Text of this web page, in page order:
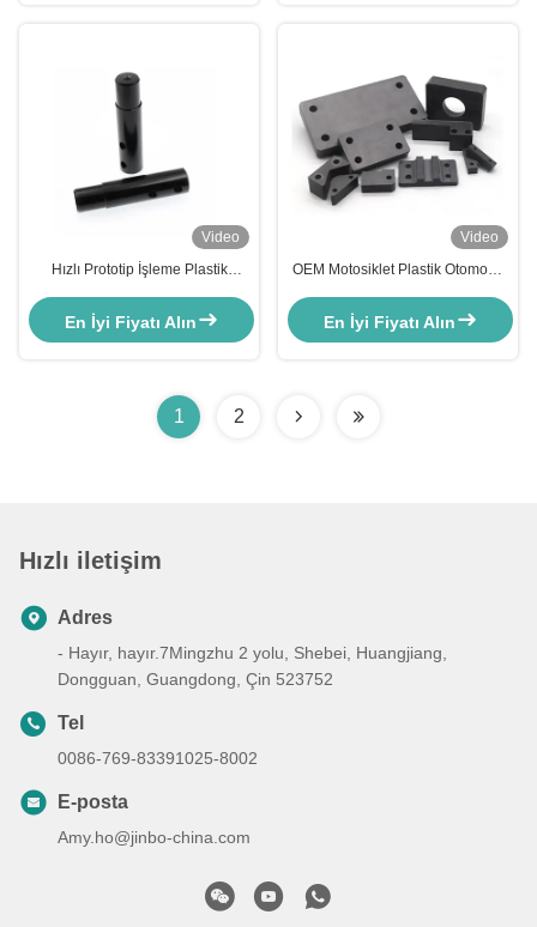
Video
Hızlı Prototip İşleme Plastik
Anodizasyon CNC Parçalar
En İyi Fiyatı Alın
Video
OEM Motosiklet Plastik Otomobil
CNC İşleme freze parçaları
En İyi Fiyatı Alın
1 2
Hızlı iletişim
Adres
- Hayır, hayır.7Mingzhu 2 yolu, Shebei, Huangjiang,
Dongguan, Guangdong, Çin 523752
Tel
0086-769-83391025-8002
E-posta
Amy.ho@jinbo-china.com